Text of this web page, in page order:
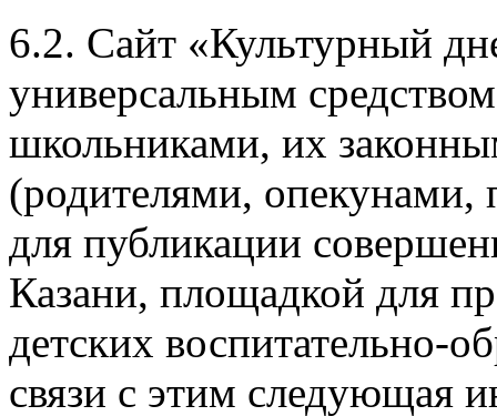
6.2. Сайт «Культурный
универсальным
школьниками, их
(родителями, опекунами,
для публикации
Казани, площадкой для
детских воспитательно-
связи с этим следующая